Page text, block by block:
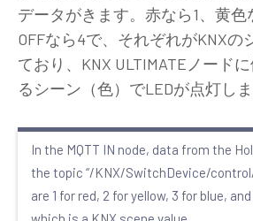
データがきます。赤なら1、黄色
OFFなら4で、それぞれがKNXの
ており、KNX ULTIMATEノード
るシーン（色）でLEDが点灯しま
In the MQTT IN node, data from the
the topic “/KNX/SwitchDevice/
are 1 for red, 2 for yellow, 3 for blue,